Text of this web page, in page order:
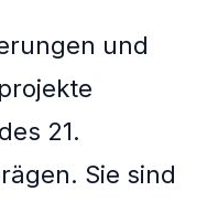
und
21.
Sie sind